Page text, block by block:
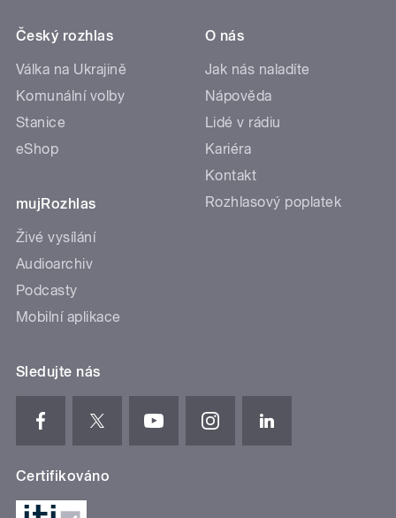
Český rozhlas
Válka na Ukrajině
Komunální volby
Stanice
eShop
mujRozhlas
Živé vysílání
Audioarchiv
Podcasty
Mobilní aplikace
O nás
Jak nás naladíte
Nápověda
Lidé v rádiu
Kariéra
Kontakt
Rozhlasový poplatek
Sledujte nás
Certifikováno